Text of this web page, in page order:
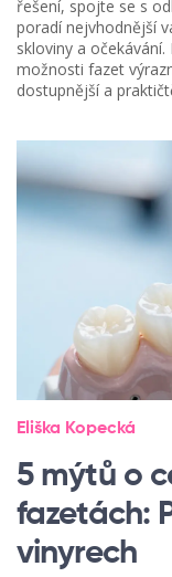
řešení, spojte se s
poradí nejvhodnější
skloviny a
možnosti fazet
dostupnější a
Eliška Kopecká
5 mýtů o
fazetách:
vinyrech